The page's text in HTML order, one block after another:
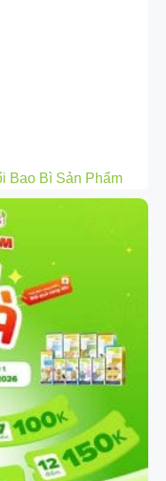
Bao Bì Sản Phẩm